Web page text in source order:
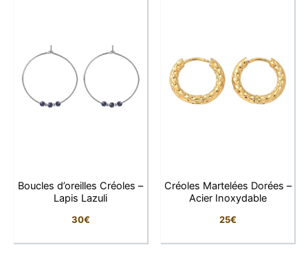
Boucles d’oreilles Créoles –
Lapis Lazuli
30€
Créoles Martelées Dorées –
Acier Inoxydable
25€